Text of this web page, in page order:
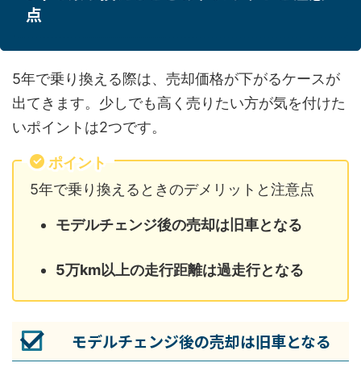
点
5年で乗り換える際は、売却価格が下がるケースが
出てきます。少しでも高く売りたい方が気を付けた
いポイントは2つです。
ポイント
5年で乗り換えるときのデメリットと注意点
モデルチェンジ後の売却は旧車となる
5万km以上の走行距離は過走行となる
モデルチェンジ後の売却は旧車となる